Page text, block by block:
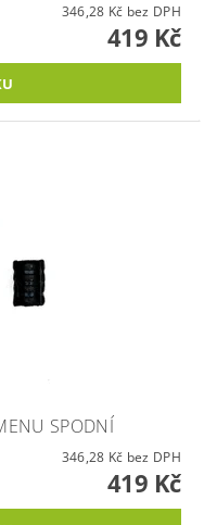
346,28 Kč bez DPH
419 Kč
SPODNÍ
346,28 Kč bez DPH
419 Kč